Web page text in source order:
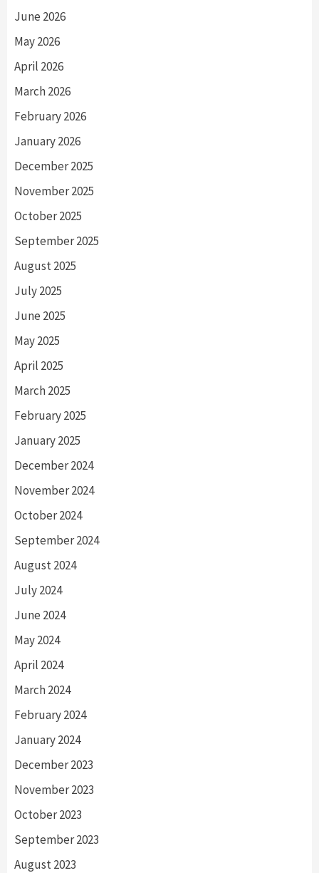
June 2026
May 2026
April 2026
March 2026
February 2026
January 2026
December 2025
November 2025
October 2025
September 2025
August 2025
July 2025
June 2025
May 2025
April 2025
March 2025
February 2025
January 2025
December 2024
November 2024
October 2024
September 2024
August 2024
July 2024
June 2024
May 2024
April 2024
March 2024
February 2024
January 2024
December 2023
November 2023
October 2023
September 2023
August 2023